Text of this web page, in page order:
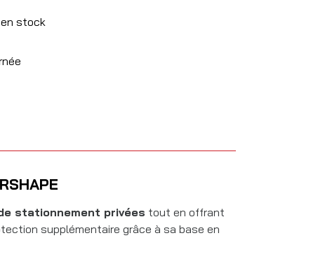
stock
stationnement privées tout en offrant
supplémentaire grâce à sa base en